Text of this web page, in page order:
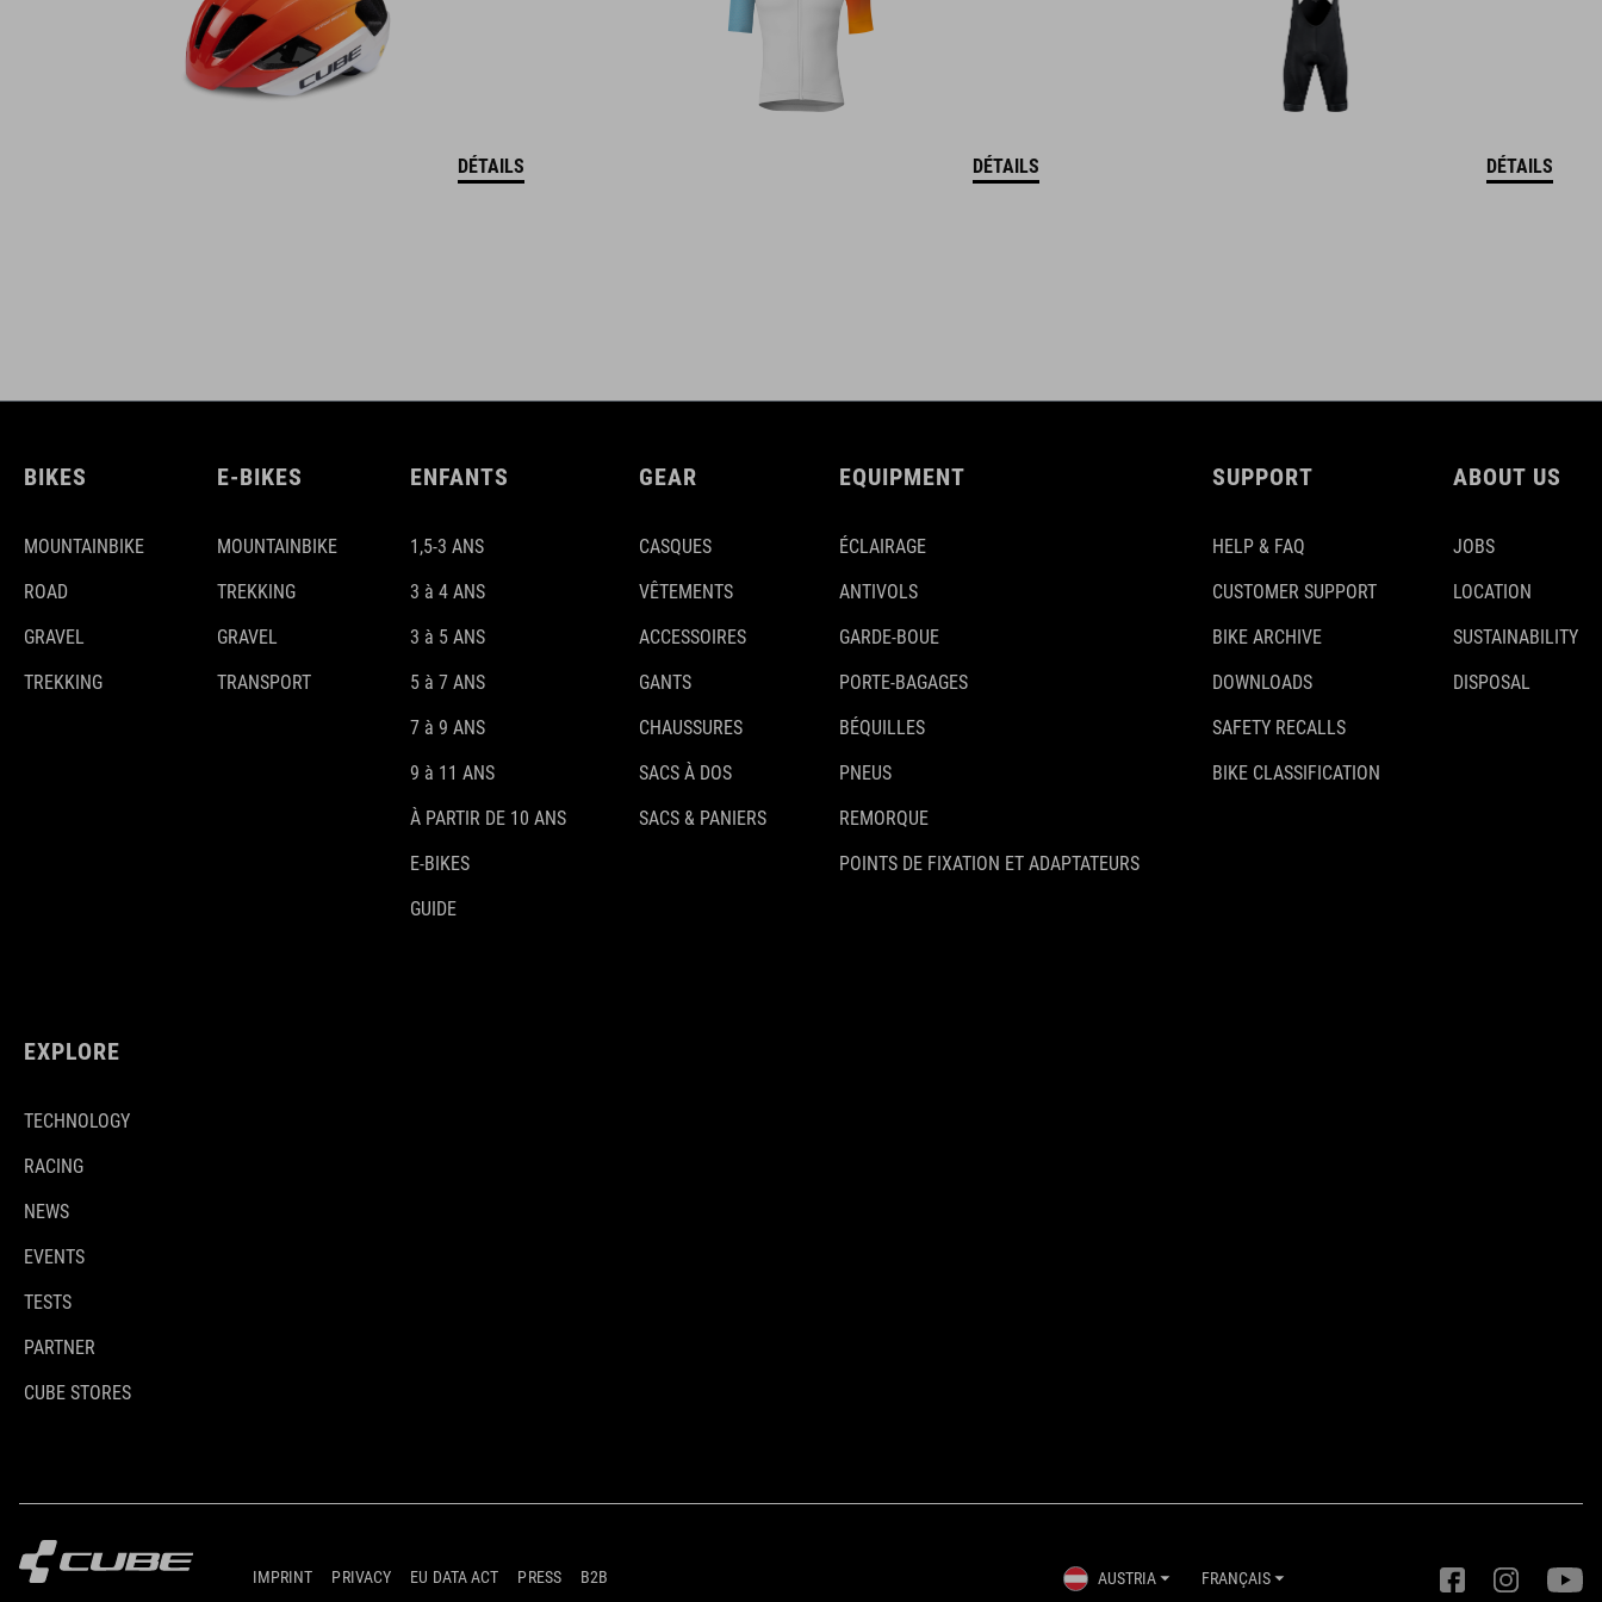
DÉTAILS DÉTAILS DÉTAILS
BIKES
MOUNTAINBIKE
ROAD
GRAVEL
TREKKING
E-BIKES
MOUNTAINBIKE
TREKKING
GRAVEL
TRANSPORT
ENFANTS
1,5-3 ANS
3 à 4 ANS
3 à 5 ANS
5 à 7 ANS
7 à 9 ANS
9 à 11 ANS
À PARTIR DE 10 ANS
E-BIKES
GUIDE
GEAR
CASQUES
VÊTEMENTS
ACCESSOIRES
GANTS
CHAUSSURES
SACS À DOS
SACS & PANIERS
EQUIPMENT
ÉCLAIRAGE
ANTIVOLS
GARDE-BOUE
PORTE-BAGAGES
BÉQUILLES
PNEUS
REMORQUE
POINTS DE FIXATION ET ADAPTATEURS
SUPPORT
HELP & FAQ
CUSTOMER SUPPORT
BIKE ARCHIVE
DOWNLOADS
SAFETY RECALLS
BIKE CLASSIFICATION
ABOUT US
JOBS
LOCATION
SUSTAINABILITY
DISPOSAL
EXPLORE
TECHNOLOGY
RACING
NEWS
EVENTS
TESTS
PARTNER
CUBE STORES
IMPRINT PRIVACY EU DATA ACT PRESS B2B AUSTRIA FRANÇAIS